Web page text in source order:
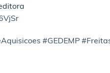
#GEDEMP